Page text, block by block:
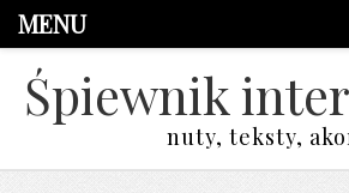
MENU
Śpiewnik
nuty, teksty,